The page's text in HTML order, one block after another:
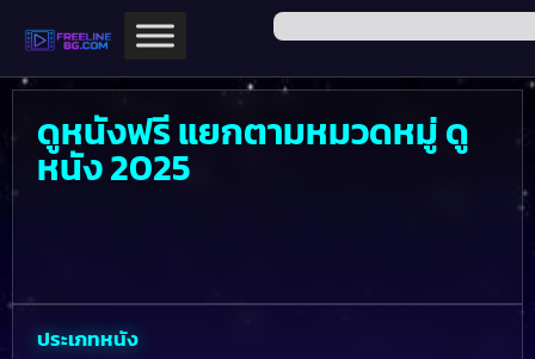
ดูหนังฟรี แยกตามหมวดหมู่ ดู
หนัง 2025
ประเภทหนัง